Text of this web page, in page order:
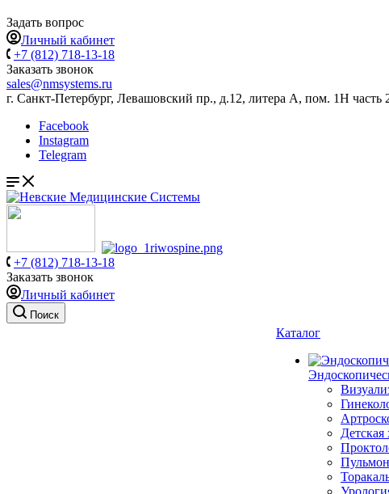
Задать вопрос
Личный кабинет
+7 (812) 718-13-18
Заказать звонок
sales@nmsystems.ru
г. Санкт-Петербург, Левашовский пр., д.12, литера А, пом. 1Н часть
Facebook
Instagram
Telegram
+7 (812) 718-13-18
Заказать звонок
Личный кабинет
Поиск
Каталог
Детская